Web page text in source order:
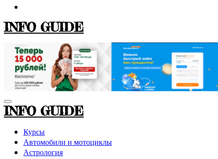
INFO GUIDE
INFO GUIDE
Курсы
Автомобили и мотоциклы
Астрология